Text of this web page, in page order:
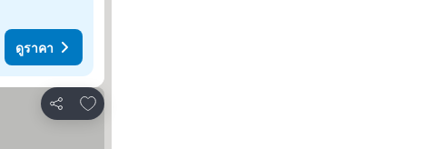
ดูราคา
แชร์
เพิ่มในรายการโปรด